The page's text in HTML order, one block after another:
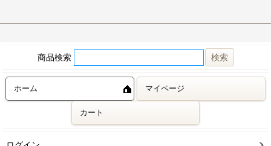
商品検索
ホーム マイページ
カート